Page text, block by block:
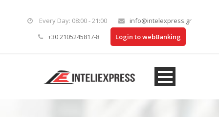
Every Day: 08:00 - 21:00
info@intelexpress.gr
+30 2105245817-8
Login to webBanking